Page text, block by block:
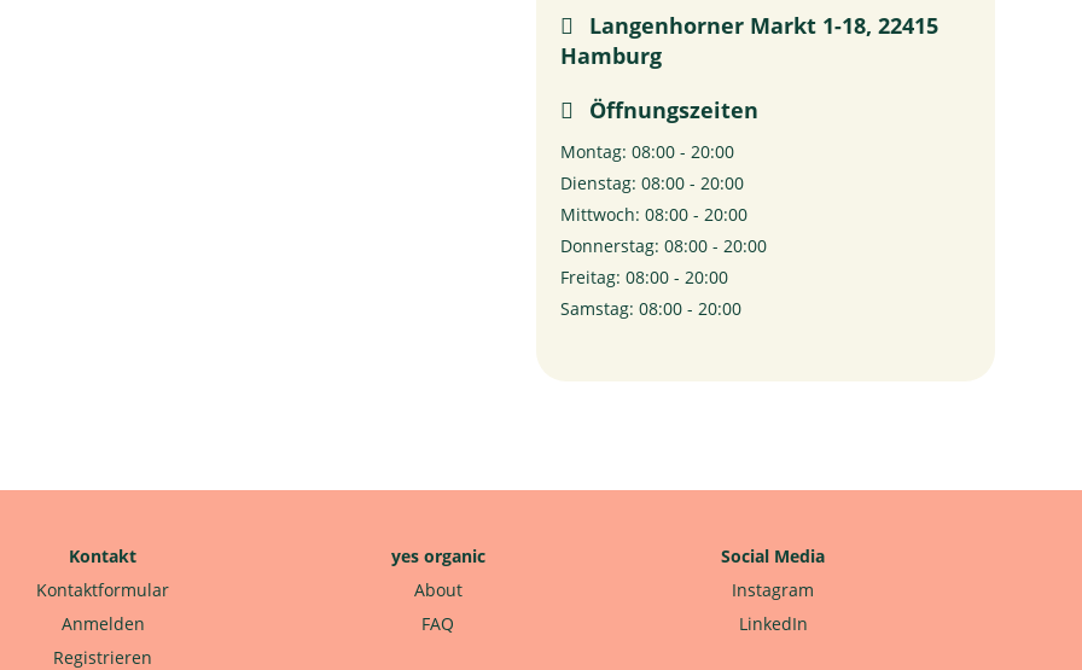
Langenhorner Markt 1-18, 22415
Hamburg
Öffnungszeiten
Montag: 08:00 - 20:00
Dienstag: 08:00 - 20:00
Mittwoch: 08:00 - 20:00
Donnerstag: 08:00 - 20:00
Freitag: 08:00 - 20:00
Samstag: 08:00 - 20:00
Kontakt
Kontaktformular
Anmelden
Registrieren
yes organic
About
FAQ
Social Media
Instagram
LinkedIn